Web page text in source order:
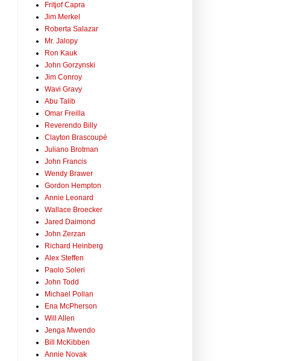
Fritjof Capra
Jim Merkel
Roberta Salazar
Mr. Jalopy
Ron Kauk
John Gorzynski
Jim Conroy
Wavi Gravy
Abu Talib
Omar Freilla
Reverendo Billy
Clayton Brascoupé
Juliano Brotman
John Francis
Wendy Brawer
Gordon Hempton
Annie Leonard
Wallace Broecker
Jared Daimond
John Zerzan
Richard Heinberg
Alex Steffen
Paolo Soleri
John Todd
Michael Pollan
Ena McPherson
Will Allen
Jenga Mwendo
Bill McKibben
Annie Novak